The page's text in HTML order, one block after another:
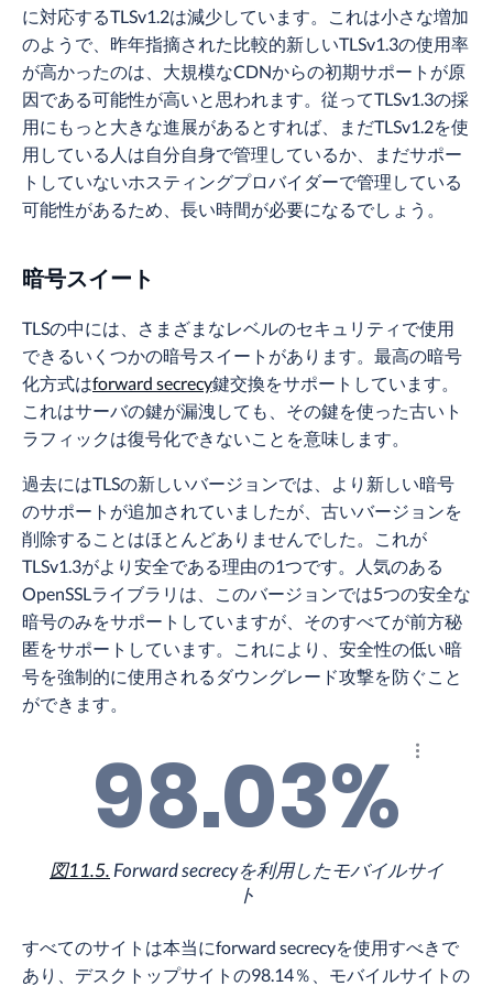
に対応するTLSv1.2は減少しています。これは小さな増加
のようで、昨年指摘された比較的新しいTLSv1.3の使用率
が高かったのは、大規模なCDNからの初期サポートが原
因である可能性が高いと思われます。従ってTLSv1.3の採
用にもっと大きな進展があるとすれば、まだTLSv1.2を使
用している人は自分自身で管理しているか、まだサポー
トしていないホスティングプロバイダーで管理している
可能性があるため、長い時間が必要になるでしょう。
暗号スイート
TLSの中には、さまざまなレベルのセキュリティで使用
できるいくつかの暗号スイートがあります。最高の暗号
化方式はforward secrecy鍵交換をサポートしています。
これはサーバの鍵が漏洩しても、その鍵を使った古いト
ラフィックは復号化できないことを意味します。
過去にはTLSの新しいバージョンでは、より新しい暗号
のサポートが追加されていましたが、古いバージョンを
削除することはほとんどありませんでした。これが
TLSv1.3がより安全である理由の1つです。人気のある
OpenSSLライブラリは、このバージョンでは5つの安全な
暗号のみをサポートしていますが、そのすべてが前方秘
匿をサポートしています。これにより、安全性の低い暗
号を強制的に使用されるダウングレード攻撃を防ぐこと
ができます。
98.03% 結果を調
図11.5. Forward secrecyを利用したモバイルサイ
ト
すべてのサイトは本当にforward secrecyを使用すべきで
あり、デスクトップサイトの98.14％、モバイルサイトの